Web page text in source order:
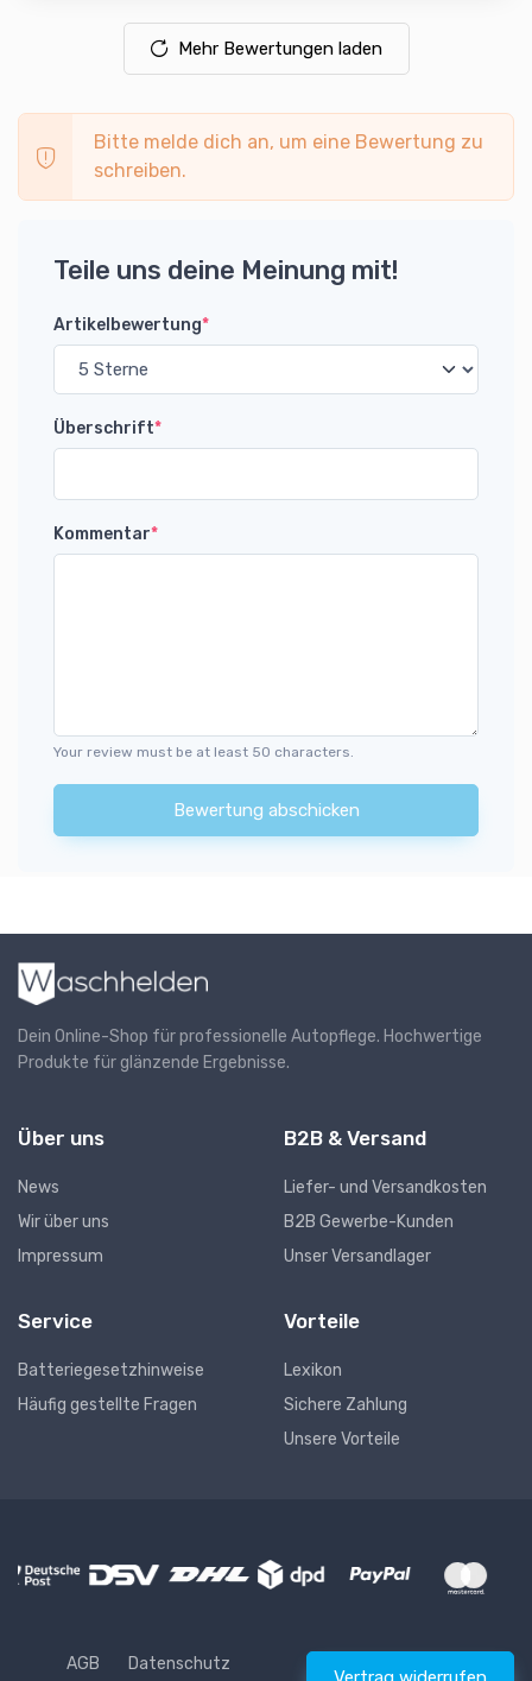
Mehr Bewertungen laden
Bitte melde dich an, um eine Bewertung zu
schreiben.
Teile uns deine Meinung mit!
Artikelbewertung*
Überschrift*
Kommentar*
Your review must be at least 50 characters.
Bewertung abschicken
Dein Online-Shop für professionelle Autopflege. Hochwertige
Produkte für glänzende Ergebnisse.
Über uns
News
Wir über uns
Impressum
B2B & Versand
Liefer- und Versandkosten
B2B Gewerbe-Kunden
Unser Versandlager
Service
Batteriegesetzhinweise
Häufig gestellte Fragen
Vorteile
Lexikon
Sichere Zahlung
Unsere Vorteile
AGB Datenschutz